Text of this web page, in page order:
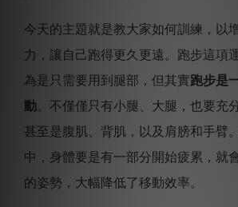
今天的主題就是教大家如何訓練，以
力，讓自己跑得更久更遠。跑步這項
為是只需要用到腿部，但其實跑步是
動。不僅僅只有小腿、大腿，也要充
甚至是腹肌、背肌，以及肩膀和手臂
中，身體要是有一部分開始疲累，就
的姿勢，大幅降低了移動效率。